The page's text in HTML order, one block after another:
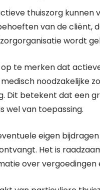
thuiszorg kunnen
van de cliënt,
wordt
op te merken dat
noodzakelijke
Dit betekent dat een
wel van toepassing.
eigen
Het is
over vergoedingen